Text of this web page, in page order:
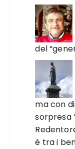
del
ma con
sorpresa
è tra i